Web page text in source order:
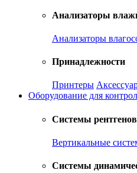
Анализаторы
Анализаторы
Принадлежности
Принтеры
Оборудование для
Системы
Вертикальные
Системы